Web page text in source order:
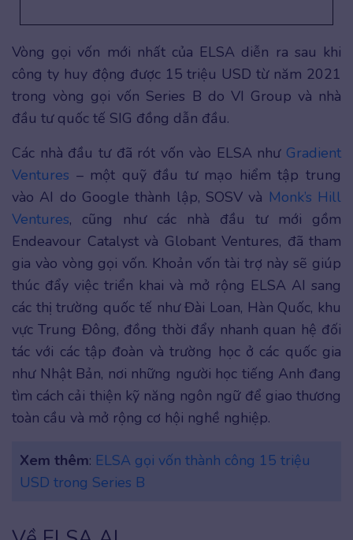
Vòng gọi vốn mới nhất của ELSA diễn ra sau khi
công ty huy động được 15 triệu USD từ năm 2021
trong vòng gọi vốn Series B do VI Group và nhà
đầu tư quốc tế SIG đồng dẫn đầu.
Các nhà đầu tư đã rót vốn vào ELSA như Gradient
Ventures – một quỹ đầu tư mạo hiểm tập trung
vào AI do Google thành lập, SOSV và Monk’s Hill
Ventures, cũng như các nhà đầu tư mới gồm
Endeavour Catalyst và Globant Ventures, đã tham
gia vào vòng gọi vốn. Khoản vốn tài trợ này sẽ giúp
thúc đẩy việc triển khai và mở rộng ELSA AI sang
các thị trường quốc tế như Đài Loan, Hàn Quốc, khu
vực Trung Đông, đồng thời đẩy nhanh quan hệ đối
tác với các tập đoàn và trường học ở các quốc gia
như Nhật Bản, nơi những người học tiếng Anh đang
tìm cách cải thiện kỹ năng ngôn ngữ để giao thương
toàn cầu và mở rộng cơ hội nghề nghiệp.
Xem thêm: ELSA gọi vốn thành công 15 triệu
USD trong Series B